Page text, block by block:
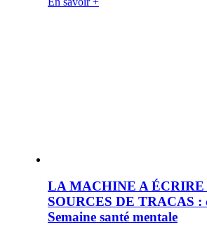
LA MACHINE A ÉCRIRE
SOURCES DE TRACAS :
Semaine santé mentale